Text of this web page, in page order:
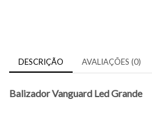
DESCRIÇÃO AVALIAÇÕES (0)
Balizador Vanguard Led Grande